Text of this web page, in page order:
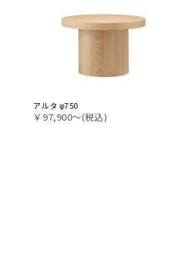
アルタ φ750
￥97,900〜(税込)